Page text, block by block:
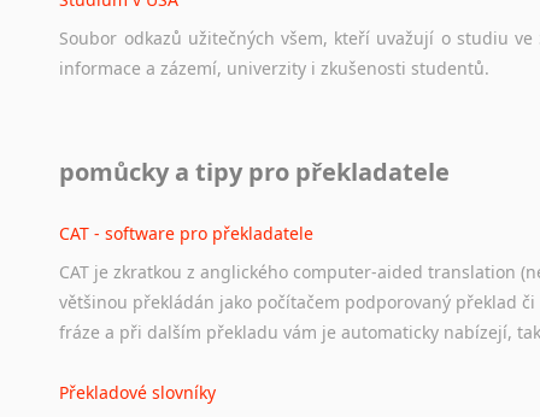
Soubor odkazů užitečných všem, kteří uvažují o studiu ve
informace a zázemí, univerzity i zkušenosti studentů.
Odkazy poskytující cenné informace nekomerčního
Studium v Austrálii
Soubor odkazů užitečných všem, kteří uvažují o studiu v
a zázemí, australské univerzity a samozřejmě i osobní
Práce v Austrálii
pomůcky a tipy pro překladatele
CAT - software pro překladatele
CAT je zkratkou z anglického computer-aided translation
většinou překládán jako počítačem podporovaný překlad
fráze a při dalším překladu vám je automaticky nabízejí,
Překladové slovníky